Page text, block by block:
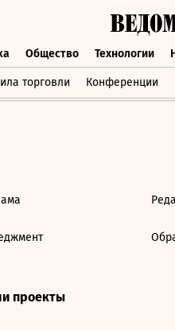
Общество Технологии
торговли Конференции
Общество Технологии
проекты